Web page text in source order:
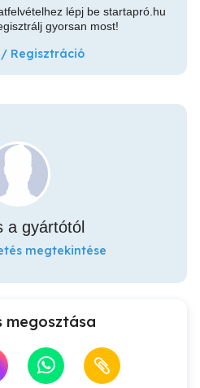
lépj be startapró.hu
gyorsan most!
/ Regisztráció
a gyártótól
megtekintése
megosztása